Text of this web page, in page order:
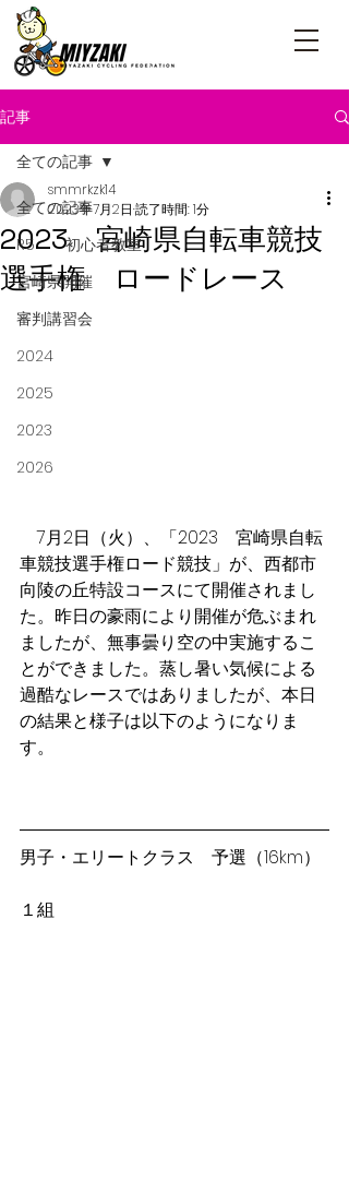
記事
全ての記事
R5 初心者教室
宮崎県開催
審判講習会
2024
2025
2023
2026
全ての記事
2023 宮崎県自転車競技
選手権 ロードレース
smmrkzk14
2023年7月2日 読了時間: 1分
7月2日（火）、「2023　宮崎県自転
車競技選手権ロード競技」が、西都市
向陵の丘特設コースにて開催されまし
た。昨日の豪雨により開催が危ぶまれ
ましたが、無事曇り空の中実施するこ
とができました。蒸し暑い気候による
過酷なレースではありましたが、本日
の結果と様子は以下のようになりま
す。
男子・エリートクラス　予選（16km）
１組